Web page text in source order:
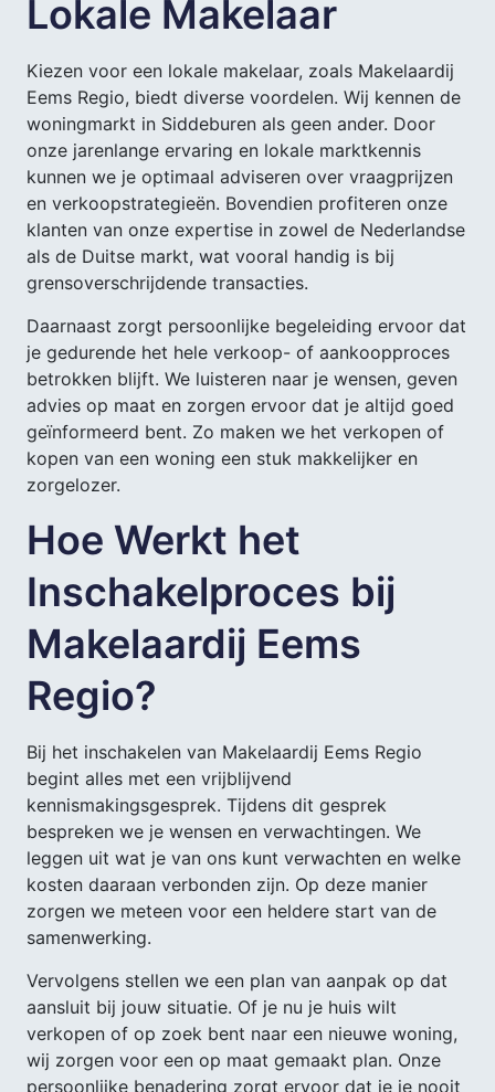
Lokale Makelaar
Kiezen voor een lokale makelaar, zoals Makelaardij
Eems Regio, biedt diverse voordelen. Wij kennen de
woningmarkt in Siddeburen als geen ander. Door
onze jarenlange ervaring en lokale marktkennis
kunnen we je optimaal adviseren over vraagprijzen
en verkoopstrategieën. Bovendien profiteren onze
klanten van onze expertise in zowel de Nederlandse
als de Duitse markt, wat vooral handig is bij
grensoverschrijdende transacties.
Daarnaast zorgt persoonlijke begeleiding ervoor dat
je gedurende het hele verkoop- of aankoopproces
betrokken blijft. We luisteren naar je wensen, geven
advies op maat en zorgen ervoor dat je altijd goed
geïnformeerd bent. Zo maken we het verkopen of
kopen van een woning een stuk makkelijker en
zorgelozer.
Hoe Werkt het
Inschakelproces bij
Makelaardij Eems
Regio?
Bij het inschakelen van Makelaardij Eems Regio
begint alles met een vrijblijvend
kennismakingsgesprek. Tijdens dit gesprek
bespreken we je wensen en verwachtingen. We
leggen uit wat je van ons kunt verwachten en welke
kosten daaraan verbonden zijn. Op deze manier
zorgen we meteen voor een heldere start van de
samenwerking.
Vervolgens stellen we een plan van aanpak op dat
aansluit bij jouw situatie. Of je nu je huis wilt
verkopen of op zoek bent naar een nieuwe woning,
wij zorgen voor een op maat gemaakt plan. Onze
persoonlijke benadering zorgt ervoor dat je je nooit